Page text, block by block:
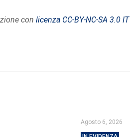
conlicenza CC-BY-NC-SA 3.0 IT
Agosto 6, 2026